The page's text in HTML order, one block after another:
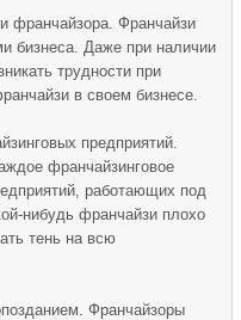
франчайзора. Франчайзи
бизнеса. Даже при наличии
трудности при
в своем бизнесе.
предприятий.
франчайзинговое
работающих под
нибудь франчайзи плохо
тень на всю
Франчайзоры